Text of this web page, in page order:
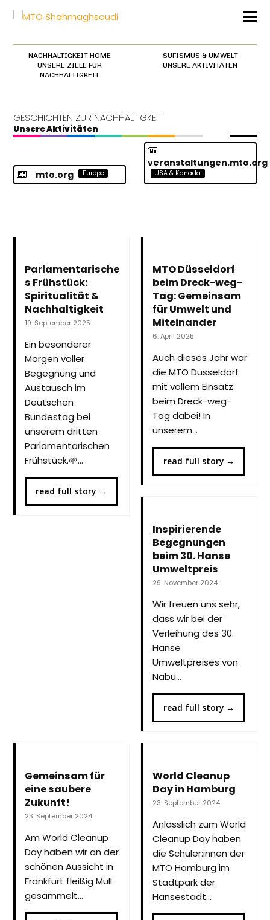
NACHHALTIGKEIT HOME
SUFISMUS & UMWELT
UNSERE ZIELE FÜR
NACHHALTIGKEIT
UNSERE AKTIVITÄTEN
GESCHICHTEN ZUR NACHHALTIGKEIT
Unsere Aktivitäten
mto.org Europe
veranstaltungen.mto.org
USA & Kanada
Parlamentarische
s Frühstück:
Spiritualität &
Nachhaltigkeit
19. September 2025
Ein besonderer
Morgen voller
Begegnung und
Austausch im
Deutschen
Bundestag bei
unserem dritten
Parlamentarischen
Frühstück.🌱…
read full story →
MTO Düsseldorf
beim Dreck-weg-
Tag: Gemeinsam
für Umwelt und
Miteinander
6. April 2025
Auch dieses Jahr war
die MTO Düsseldorf
mit vollem Einsatz
beim Dreck-weg-
Tag dabei! In
unserem…
read full story →
Inspirierende
Begegnungen
beim 30. Hanse
Umweltpreis
29. November 2024
Wir freuen uns sehr,
dass wir bei der
Verleihung des 30.
Hanse
Umweltpreises von
Nabu…
read full story →
Gemeinsam für
eine saubere
Zukunft!
23. September 2024
Am World Cleanup
Day haben wir an der
schönen Aussicht in
Frankfurt fleißig Müll
gesammelt…
World Cleanup
Day in Hamburg
23. September 2024
Anlässlich zum World
Cleanup Day haben
die Schüler:innen der
MTO Hamburg im
Stadtpark der
Hansestadt…